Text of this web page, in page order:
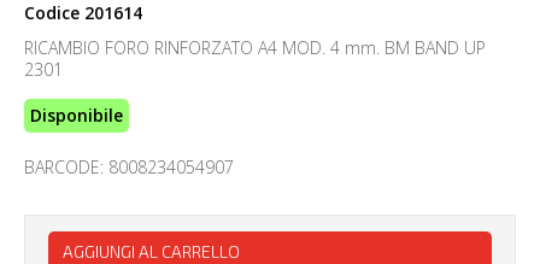
Codice 201614
RICAMBIO FORO RINFORZATO A4 MOD. 4 mm. BM BAND UP
2301
Disponibile
BARCODE: 8008234054907
AGGIUNGI AL CARRELLO